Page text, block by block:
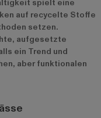
spielt eine
auf recycelte Stoffe
setzen.
aufgesetzte
ein Trend und
aber funktionalen